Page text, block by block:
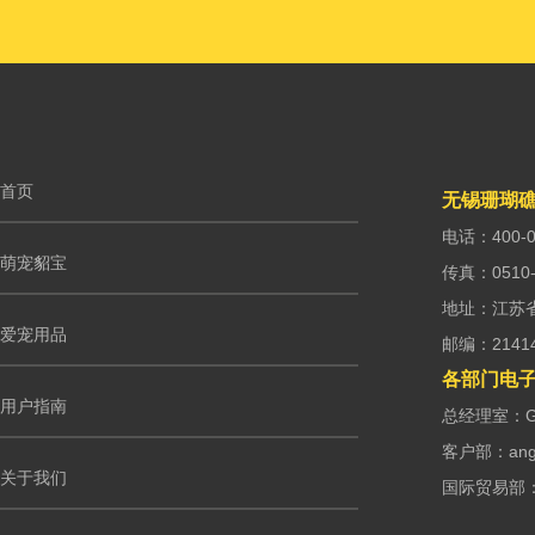
首页
萌宠貂宝
爱宠用品
用户指南
关于我们
无锡珊瑚
电话：400-
传真：
地址：江苏
邮编：
各部门电
总经理室：
客户部：
国际贸易部